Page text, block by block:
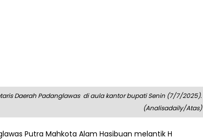
Daerah Padanglawas di aula kantor bupati Senin (7/7/2025).
(Analisadaily/Atas)
Putra Mahkota Alam Hasibuan melantik H